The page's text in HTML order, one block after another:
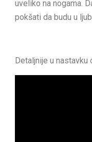
uveliko na nogama.
pokšati da budu u
Detaljnije u nastavku